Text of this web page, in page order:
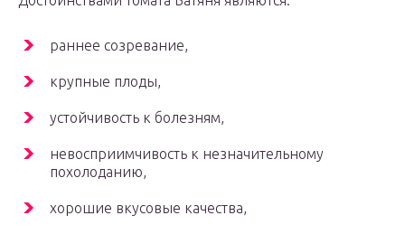
раннее созревание,
крупные плоды,
устойчивость к болезням,
невосприимчивость к незначительному
похолоданию,
хорошие вкусовые качества,